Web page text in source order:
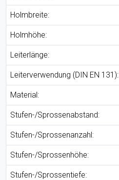
Holmbreite:
Holmhöhe:
Leiterlänge:
Leiterverwendung (DIN EN 131):
Material:
Stufen-/Sprossenabstand:
Stufen-/Sprossenanzahl:
Stufen-/Sprossenhöhe:
Stufen-/Sprossentiefe: